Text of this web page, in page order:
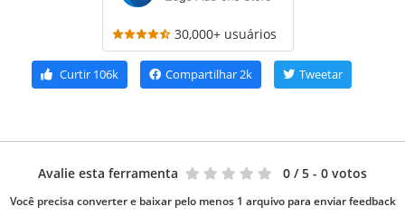
30,000+ usuários
Curtir 106k Compartilhar2k Tweetar
Avalie esta ferramenta 0 / 5 - 0 votos
Você precisa converter e baixar pelo menos 1 arquivo para enviar feedback